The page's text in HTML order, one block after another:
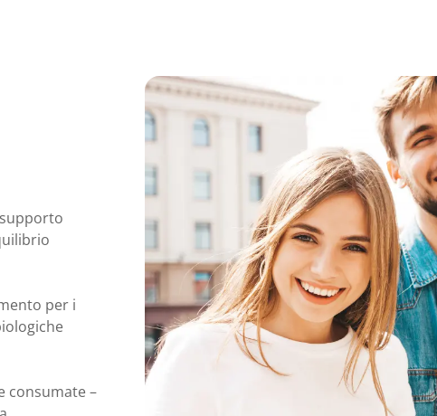
per i
consumate –